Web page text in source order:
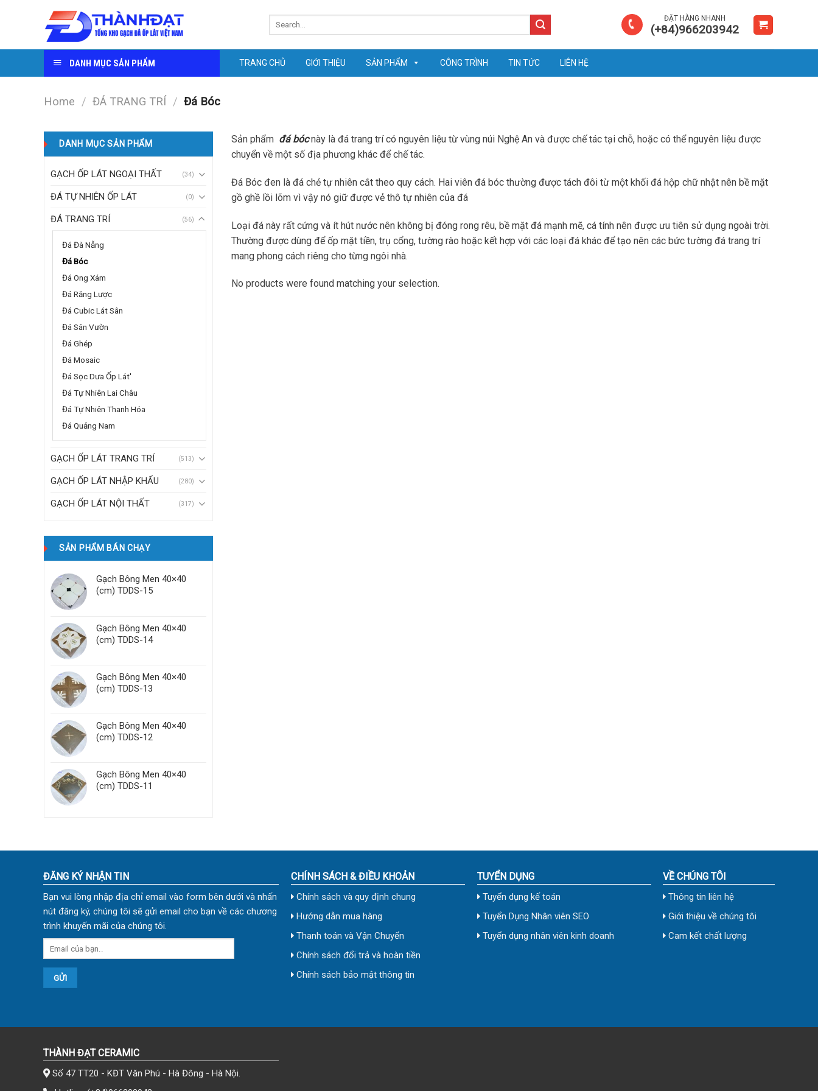
ĐẶT HÀNG NHANH
(+84)966203942
DANH MỤC SẢN PHẨM TRANG CHỦ GIỚI THIỆU SẢN PHẨM CÔNG TRÌNH TIN TỨC LIÊN HỆ
Home / ĐÁ TRANG TRÍ / Đá Bóc
DANH MỤC SẢN PHẨM
GẠCH ỐP LÁT NGOẠI THẤT (34)
ĐÁ TỰ NHIÊN ỐP LÁT (0)
ĐÁ TRANG TRÍ (56)
Đá Đà Nẵng
Đá Bóc
Đá Ong Xám
Đá Răng Lược
Đá Cubic Lát Sân
Đá Sân Vườn
Đá Ghép
Đá Mosaic
Đá Sọc Dưa Ốp Lát'
Đá Tự Nhiên Lai Châu
Đá Tự Nhiên Thanh Hóa
Đá Quảng Nam
GẠCH ỐP LÁT TRANG TRÍ (513)
GẠCH ỐP LÁT NHẬP KHẨU (280)
GẠCH ỐP LÁT NỘI THẤT (317)
SẢN PHẨM BÁN CHẠY
Gạch Bông Men 40×40
(cm) TDDS-15
Gạch Bông Men 40×40
(cm) TDDS-14
Gạch Bông Men 40×40
(cm) TDDS-13
Gạch Bông Men 40×40
(cm) TDDS-12
Gạch Bông Men 40×40
(cm) TDDS-11
Sản phẩm đá bócnày là đá trang trí có nguyên liệu từ vùng núi Nghệ An và được chế tác tại chỗ, hoặc có thể nguyên liệu được
chuyển về một số địa phương khác để chế tác.
Đá Bóc đen là đá chẻ tự nhiên cắt theo quy cách. Hai viên đá bóc thường được tách đôi từ một khối đá hộp chữ nhật nên bề mặt
gồ ghề lồi lõm vì vậy nó giữ được vẻ thô tự nhiên của đá
Loại đá này rất cứng và ít hút nước nên không bị đóng rong rêu, bề mặt đá mạnh mẽ, cá tính nên được ưu tiên sử dụng ngoài trời.
Thường được dùng để ốp mặt tiền, trụ cổng, tường rào hoặc kết hợp với các loại đá khác để tạo nên các bức tường đá trang trí
mang phong cách riêng cho từng ngôi nhà.
No products were found matching your selection.
ĐĂNG KÝ NHẬN TIN
Bạn vui lòng nhập địa chỉ email vào form bên dưới và nhấn
nút đăng ký, chúng tôi sẽ gửi email cho bạn về các chương
trình khuyến mãi của chúng tôi.
CHÍNH SÁCH & ĐIỀU KHOẢN
Chính sách và quy định chung
Hướng dẫn mua hàng
Thanh toán và Vận Chuyển
Chính sách đổi trả và hoàn tiền
Chính sách bảo mật thông tin
TUYỂN DỤNG
Tuyển dụng kế toán
Tuyển Dụng Nhân viên SEO
Tuyển dụng nhân viên kinh doanh
VỀ CHÚNG TÔI
Thông tin liên hệ
Giới thiệu về chúng tôi
Cam kết chất lượng
THÀNH ĐẠT CERAMIC
Số 47 TT20 - KĐT Văn Phú - Hà Đông - Hà Nội.